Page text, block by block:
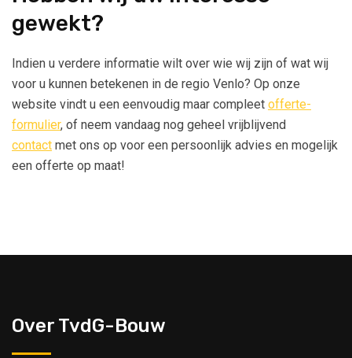
gewekt?
Indien u verdere informatie wilt over wie wij zijn of wat wij
voor u kunnen betekenen in de regio Venlo? Op onze
website vindt u een eenvoudig maar compleet offerte-
formulier, of neem vandaag nog geheel vrijblijvend
contact met ons op voor een persoonlijk advies en mogelijk
een offerte op maat!
Over TvdG-Bouw